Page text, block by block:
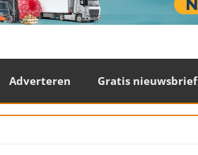
Adverteren Gratis nieuwsbrief